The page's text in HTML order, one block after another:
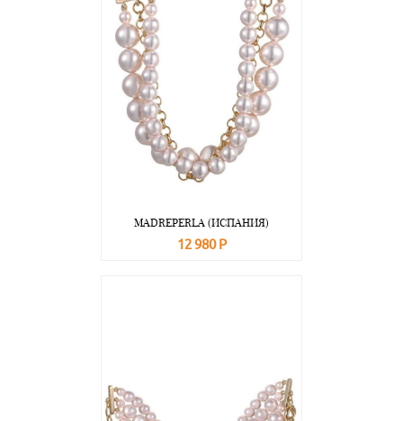
MADREPERLA (ИСПАНИЯ)
12 980 Р